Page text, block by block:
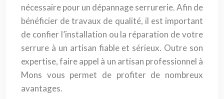
nécessaire pour un dépannage serrurerie. Afin de
bénéficier de travaux de qualité, il est important
de confier l’installation ou la réparation de votre
serrure à un artisan fiable et sérieux. Outre son
expertise, faire appel à un artisan professionnel à
Mons vous permet de profiter de nombreux
avantages.